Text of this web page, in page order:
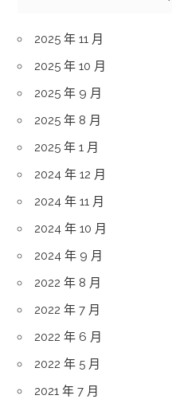
2025 年 11 月
2025 年 10 月
2025 年 9 月
2025 年 8 月
2025 年 1 月
2024 年 12 月
2024 年 11 月
2024 年 10 月
2024 年 9 月
2022 年 8 月
2022 年 7 月
2022 年 6 月
2022 年 5 月
2021 年 7 月